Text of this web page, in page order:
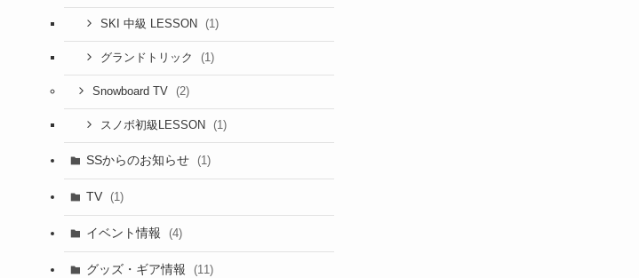
SKI 中級 LESSON (1)
グランドトリック (1)
Snowboard TV (2)
スノボ初級LESSON (1)
SSからのお知らせ (1)
TV (1)
イベント情報 (4)
グッズ・ギア情報 (11)